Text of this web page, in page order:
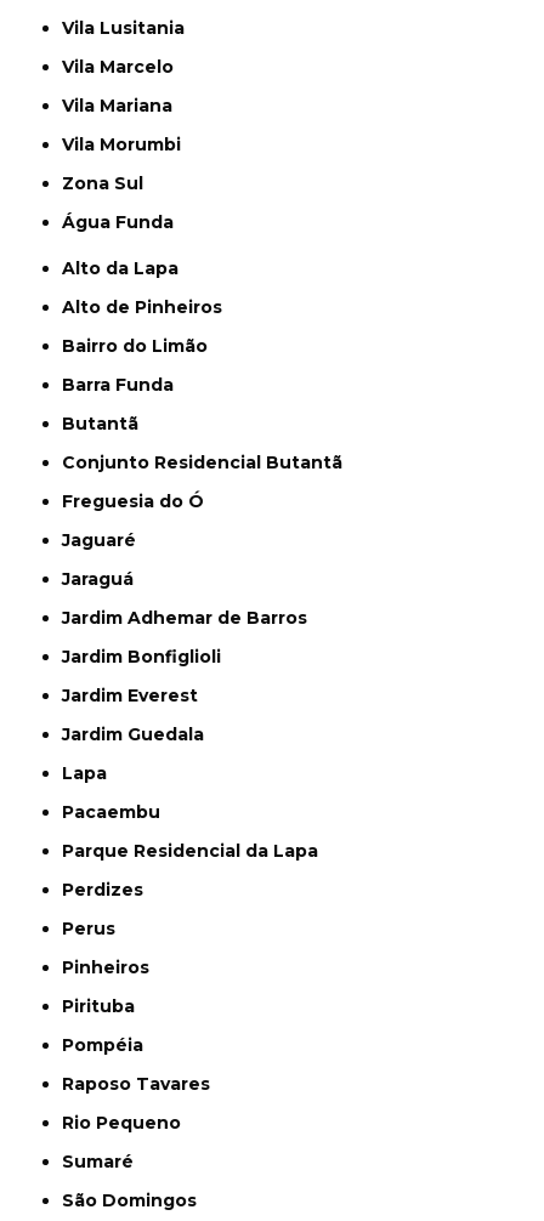
Vila Lusitania
Vila Marcelo
Vila Mariana
Vila Morumbi
Zona Sul
Água Funda
Alto da Lapa
Alto de Pinheiros
Bairro do Limão
Barra Funda
Butantã
Conjunto Residencial Butantã
Freguesia do Ó
Jaguaré
Jaraguá
Jardim Adhemar de Barros
Jardim Bonfiglioli
Jardim Everest
Jardim Guedala
Lapa
Pacaembu
Parque Residencial da Lapa
Perdizes
Perus
Pinheiros
Pirituba
Pompéia
Raposo Tavares
Rio Pequeno
Sumaré
São Domingos